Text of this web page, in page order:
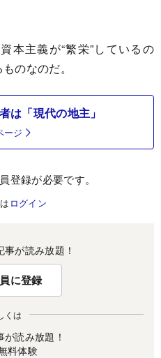
本主義が“繁栄”しているの
のなのだ。
は「現代の地主」
ージ
登録が必要です。
ログイン
が読み放題！
に登録
くは
読み放題！
料体験